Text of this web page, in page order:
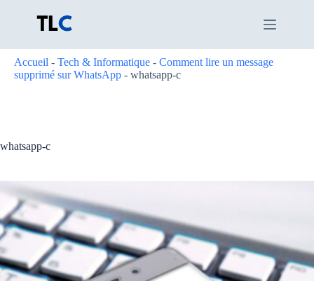
Accueil - Tech & Informatique - Comment lire un message
supprimé sur WhatsApp - whatsapp-c
whatsapp-c